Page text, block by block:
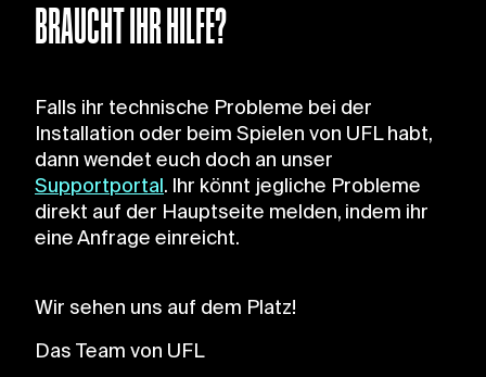
BRAUCHT IHR HILFE?
Falls ihr technische Probleme bei der
Installation oder beim Spielen von UFL habt,
dann wendet euch doch an unser
Supportportal. Ihr könnt jegliche Probleme
direkt auf der Hauptseite melden, indem ihr
eine Anfrage einreicht.
Wir sehen uns auf dem Platz!
Das Team von UFL